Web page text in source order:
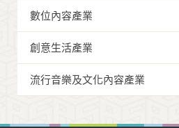
數位內容產業
創意生活產業
流行音樂及文化內容產業